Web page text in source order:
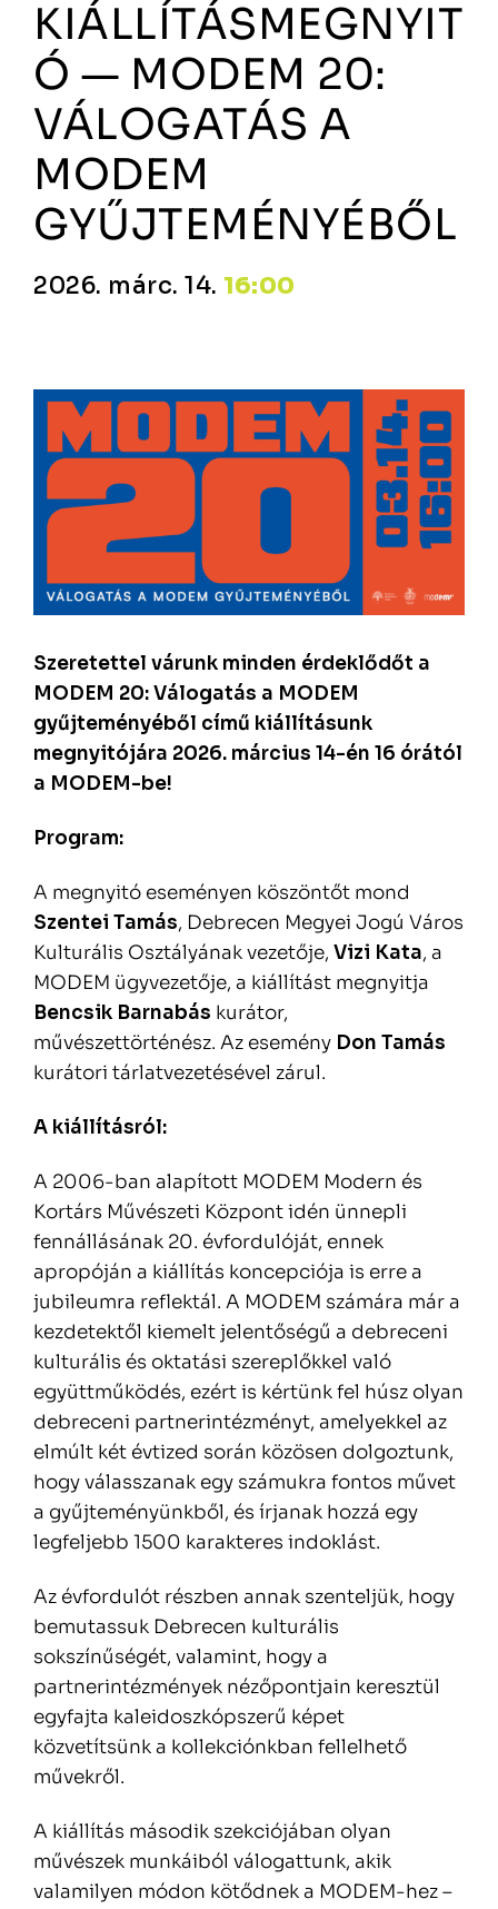
KIÁLLÍTÁSMEGNYIT
Ó — MODEM 20:
VÁLOGATÁS A
MODEM
GYŰJTEMÉNYÉBŐL
2026. márc. 14. 16:00
Szeretettel várunk minden érdeklődőt a
MODEM 20: Válogatás a MODEM
gyűjteményéből című kiállításunk
megnyitójára 2026. március 14-én 16 órától
a MODEM-be!
Program:
A megnyitó eseményen köszöntőt mond
Szentei Tamás, Debrecen Megyei Jogú Város
Kulturális Osztályának vezetője, Vizi Kata, a
MODEM ügyvezetője, a kiállítást megnyitja
Bencsik Barnabás kurátor,
művészettörténész. Az esemény Don Tamás
kurátori tárlatvezetésével zárul.
A kiállításról:
A 2006-ban alapított MODEM Modern és
Kortárs Művészeti Központ idén ünnepli
fennállásának 20. évfordulóját, ennek
apropóján a kiállítás koncepciója is erre a
jubileumra reflektál. A MODEM számára már a
kezdetektől kiemelt jelentőségű a debreceni
kulturális és oktatási szereplőkkel való
együttműködés, ezért is kértünk fel húsz olyan
debreceni partnerintézményt, amelyekkel az
elmúlt két évtized során közösen dolgoztunk,
hogy válasszanak egy számukra fontos művet
a gyűjteményünkből, és írjanak hozzá egy
legfeljebb 1500 karakteres indoklást.
Az évfordulót részben annak szenteljük, hogy
bemutassuk Debrecen kulturális
sokszínűségét, valamint, hogy a
partnerintézmények nézőpontjain keresztül
egyfajta kaleidoszkópszerű képet
közvetítsünk a kollekciónkban fellelhető
művekről.
A kiállítás második szekciójában olyan
művészek munkáiból válogattunk, akik
valamilyen módon kötődnek a MODEM-hez –